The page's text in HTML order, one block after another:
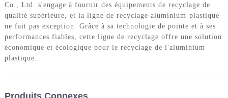
Co., Ltd. s'engage à fournir des équipements de recyclage de
qualité supérieure, et la ligne de recyclage aluminium-plastique
ne fait pas exception. Grâce à sa technologie de pointe et à ses
performances fiables, cette ligne de recyclage offre une solution
économique et écologique pour le recyclage de l'aluminium-
plastique.
Produits Connexes